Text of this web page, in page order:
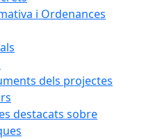
i Ordenances
dels projectes
destacats sobre